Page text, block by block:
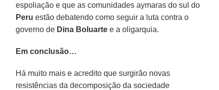
espoliação e que as comunidades aymaras do sul do
Peru estão debatendo como seguir a luta contra o
governo de Dina Boluarte e a oligarquia.
Em conclusão…
Há muito mais e acredito que surgirão novas
resistências da decomposição da sociedade